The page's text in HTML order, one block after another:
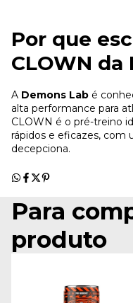
Por que
CLOWN da
A Demons Lab é
alta performance para
CLOWN é o pré-treino
rápidos e eficazes, com
decepciona.
Para
produto